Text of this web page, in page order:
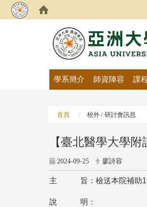
學系簡介 師資陣容 課
首頁 校外 / 研討會訊息
【臺北醫學大學
2024-09-25 廖詩容
主 旨：檢送本院補助113
說 明：